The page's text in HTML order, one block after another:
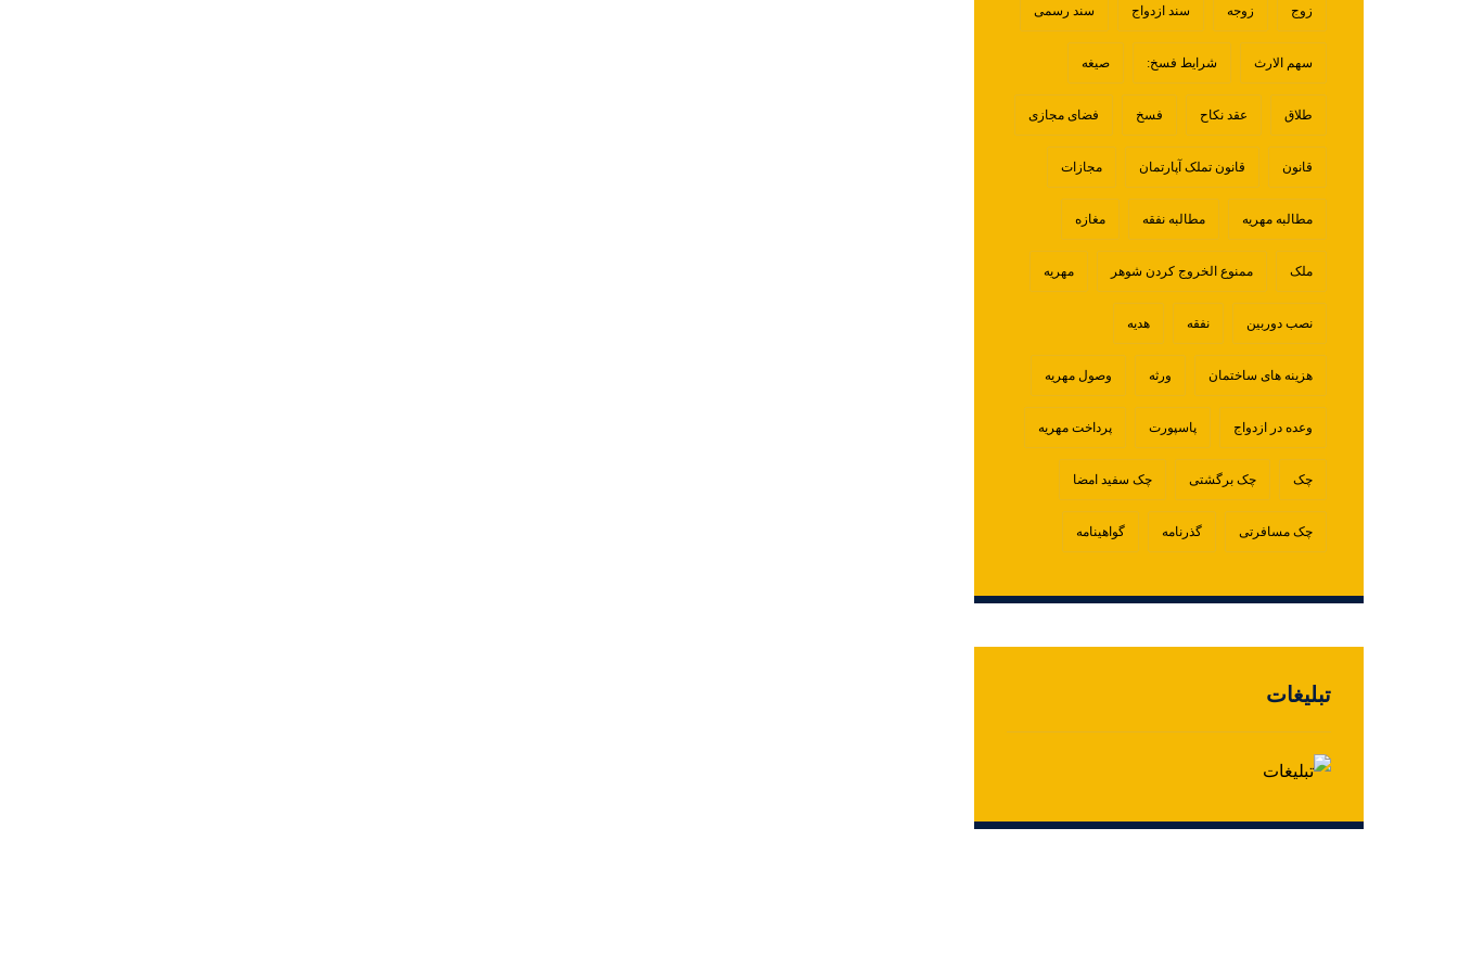
زوج زوجه سند ازدواج سند رسمی
سهم الارث شرایط فسخ: صیغه
طلاق عقد نکاح فسخ فضای مجازی
قانون قانون تملک آپارتمان مجازات
مطالبه مهریه مطالبه نفقه مغازه
ملک ممنوع الخروج کردن شوهر مهریه
نصب دوربین نفقه هدیه
هزینه های ساختمان ورثه وصول مهریه
وعده در ازدواج پاسپورت پرداخت مهریه
چک چک برگشتی چک سفید امضا
چک مسافرتی گذرنامه گواهینامه
تبلیغات